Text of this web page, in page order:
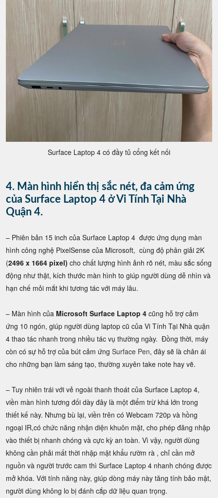
Surface Laptop 4 có đầy tủ cổng kết nối
4. Màn hình hiển thị sắc nét, đa cảm ứng
của Surface Laptop 4 ở Vi Tính Tại Nhà
Quận 4.
– Phiên bản 15 inch của Surface Laptop 4 được ứng dụng màn
hình công nghệ PixelSense của Microsoft, cùng độ phân giải 2K
(2496 x 1664 pixel) cho chất lượng hình ảnh rõ nét, màu sắc sống
động như thật, kích thước màn hình to giúp người dùng dễ nhìn và
hạn chế mỏi mắt khi tương tác với máy lâu.
– Màn hình của Microsoft Surface Laptop 4 cũng hỗ trợ cảm
ứng 10 ngón, giúp người dùng laptop cũ của Vi Tính Tại Nhà quận
4 thao tác nhanh trong nhiều tác vụ thường ngày. Đồng thời, máy
còn có sự hỗ trợ của bút cảm ứng Surface Pen, đây sẽ là chân ái
cho những bạn làm sáng tạo, thường xuyên take note hay vẽ.
– Tuy nhiên trái với vẻ ngoài thanh thoát của Surface Laptop 4,
viền màn hình tương đối dày đây là một điểm trừ khá lớn trong
thiết kế này. Nhưng bù lại, viền trên có Webcam 720p và hồng
ngoại IR,có chức năng nhận diện khuôn mặt, cho phép đăng nhập
vào thiết bị nhanh chóng và cực kỳ an toàn. Vì vậy, người dùng
không cần phải mất thời nhập mật khẩu rườm rà , chỉ cần mở
nguồn và người trước cam thì Surface Laptop 4 nhanh chóng được
mở khóa. Với tính năng này, giúp dòng máy này tăng tính bảo mật,
người dùng không lo bị đánh cắp dữ liệu quan trọng.